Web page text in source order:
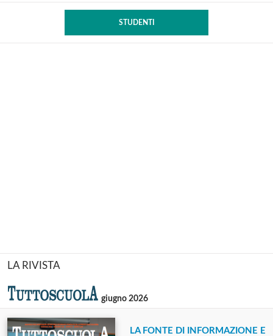
STUDENTI
LA RIVISTA
giugno 2026
LA FONTE DI INFORMAZIONE E